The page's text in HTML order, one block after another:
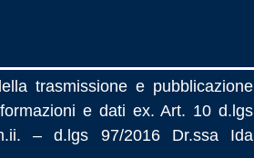
trasmissione e pubblicazione
e dati ex. Art. 10 d.lgs
– d.lgs 97/2016 Dr.ssa Ida